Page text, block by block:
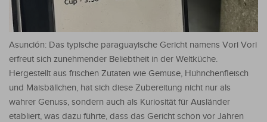
Asunción: Das typische paraguayische Gericht namens Vori Vori
erfreut sich zunehmender Beliebtheit in der Weltküche.
Hergestellt aus frischen Zutaten wie Gemüse, Hühnchenfleisch
und Maisbällchen, hat sich diese Zubereitung nicht nur als
wahrer Genuss, sondern auch als Kuriosität für Ausländer
etabliert, was dazu führte, dass das Gericht schon vor Jahren